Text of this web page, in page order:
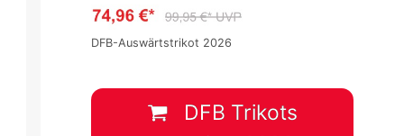
DFB-Auswärtstrikot 2026
DFB Trikots